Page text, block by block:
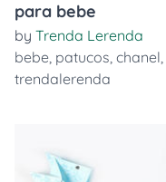
para bebe
by Trenda Lerenda
bebe, patucos, chanel,
trendalerenda